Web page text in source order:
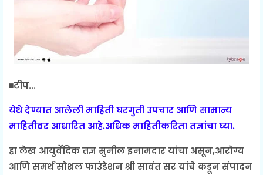
◾टीप...
येथे देण्यात आलेली माहिती घरगुती उपचार आणि सामान्य
माहितीवर आधारित आहे.अधिक माहितीकरिता तज्ञांचाघ्या.
हा लेख आयुर्वेदिक तज्ञ सुनील इनामदार यांचा असून,आरोग्य
आणि समर्थ सोशल फाउंडेशन श्री सावंत सर यांचे कडून संपादन